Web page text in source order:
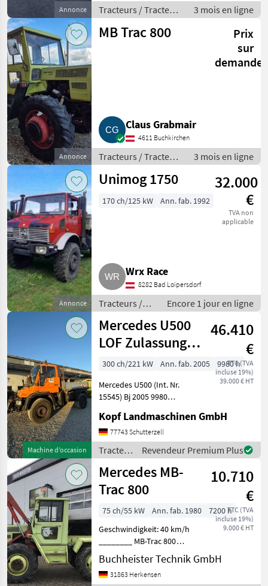
Annonce
Tracteurs / Tracteurs
agricoles
3 mois en ligne
Annonce
MB Trac 800
Prix
sur
demande
Claus Grabmair
4611 Buchkirchen
Tracteurs / Tracteurs
agricoles
3 mois en ligne
Annonce
Unimog 1750
32.000
€
TVA non
applicable
170 ch/125 kW Ann. fab. 1992
Wrx Race
8282 Bad Loipersdorf
Tracteurs /
Tracteurs
agricoles
Encore 1 jour en ligne
Machine d’occasion
Mercedes U500
LOF Zulassung
FZ
46.410
€
TTC (TVA
incluse 19%)
39.000 € HT
300 ch/221 kW Ann. fab. 2005
9980 h
Mercedes U500 (Int. Nr.
15545) Bj 2005 9980
TÜV neu Schalter /
Automatik (V8 / R4) Kabine
Heizung Klimaanlage
Allradantrieb Kurzer
Radstan
Kopf Landmaschinen GmbH
77743 Schutterzell
Tracteurs
/
Mercedes
Revendeur Premium Plus
Mercedes MB-
Trac 800
10.710
€
TTC (TVA
incluse 19%)
9.000 € HT
75 ch/55 kW Ann. fab. 1980
7200 h
Geschwindigkeit: 40 km/h
________ MB-Trac 800
Baujahr 1980 7200
Betriebsstunden lt. Zähler
Frontlader Stoll inkl.
Buchheister Technik GmbH
31863 Herkensen